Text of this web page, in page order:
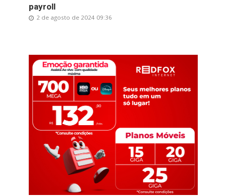
payroll
2 de agosto de 2024 09:36